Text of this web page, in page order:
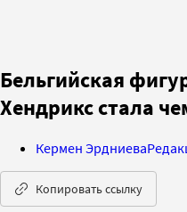
Бельгийская
Хендрикс стала
Кермен Эрдниева
Копировать ссылку